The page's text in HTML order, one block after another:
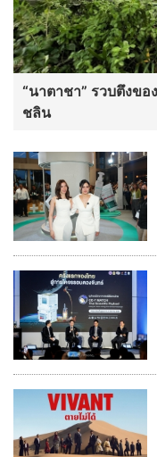
บ้านเมืองพร